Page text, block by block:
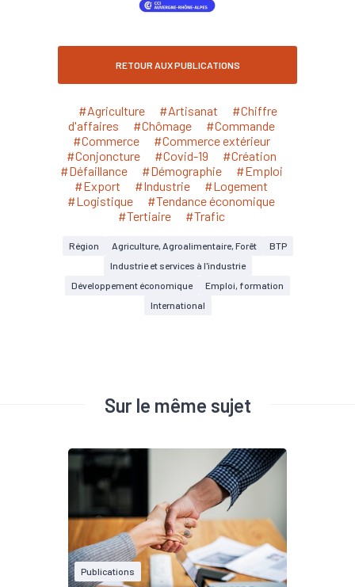
RETOUR AUX PUBLICATIONS
#Agriculture #Artisanat
#Chiffre
d'affaires
#Chômage
#Commande
#Commerce
#Commerce extérieur
#Conjoncture
#Covid-19
#Création
#Défaillance
#Démographie
#Emploi
#Export
#Industrie
#Logement
#Logistique
#Tendance économique
#Tertiaire
#Trafic
Région Agriculture, Agroalimentaire, Forêt
BTP
Industrie et services à l'industrie
Développement économique
Emploi, formation
International
Sur le même sujet
Publications